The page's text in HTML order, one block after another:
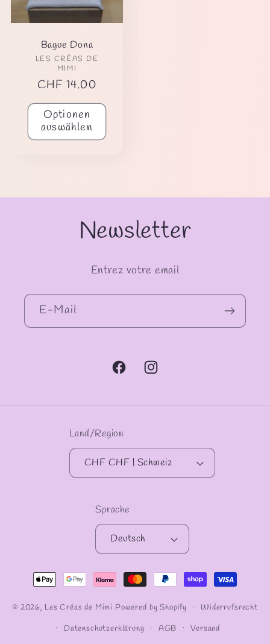
Bague Dona
Anbieter:
LES CRÉAS DE
MIMI
Normaler
Preis
CHF 14.00
Optionen
auswählen
Newsletter
Entrez votre email
E-Mail
FacebookInstagram
Land/Region
CHF CHF | Schweiz
Sprache
Deutsch
Zahlungsmethoden
© 2026, Les Créas de Mimi Powered by Shopify Widerrufsrecht
Datenschutzerklärung AGB Versand